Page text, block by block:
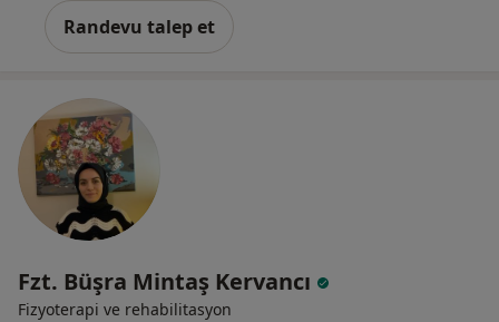
Randevu talep et
Fzt. Büşra Mintaş Kervancı
Fizyoterapi ve rehabilitasyon